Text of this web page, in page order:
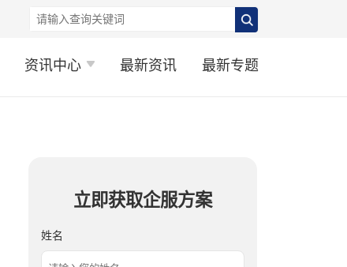
资讯中心 最新资讯 最新专题
立即获取企服方案
姓名